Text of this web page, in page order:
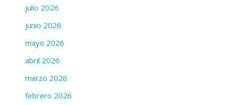
julio 2026
junio 2026
mayo 2026
abril 2026
marzo 2026
febrero 2026